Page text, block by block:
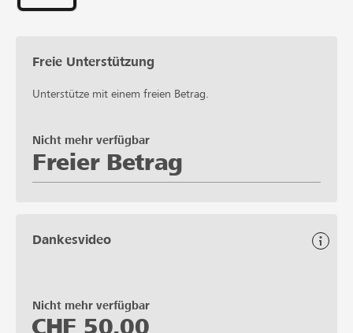
Freie Unterstützung
Unterstütze mit einem freien Betrag.
Freier Betrag
Nicht mehr verfügbar
Dankesvideo
Nicht mehr verfügbar
CHF 50.00